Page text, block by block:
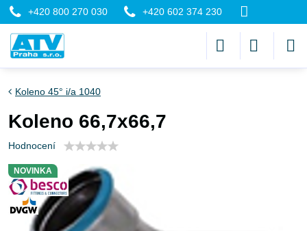
+420 800 270 030 +420 602 374 230
NOVINKA
Koleno 45° i/a 1040
Koleno 66,7x66,7
Hodnocení